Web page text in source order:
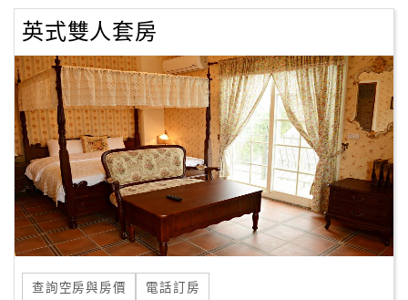
服
聯
單
Line
線
上
客
服
紅
英式雙人套房
查詢空房與房價 電話訂房